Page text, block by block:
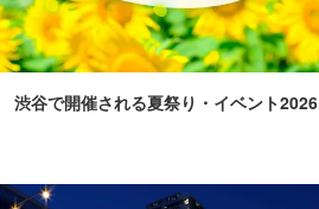
渋谷で開催される夏祭り・イベント2026